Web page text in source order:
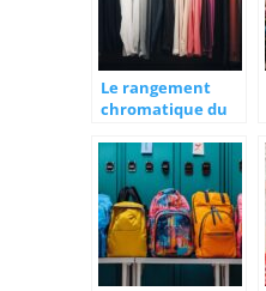
Le rangement
chromatique du
solutions
efficaces et
abordables